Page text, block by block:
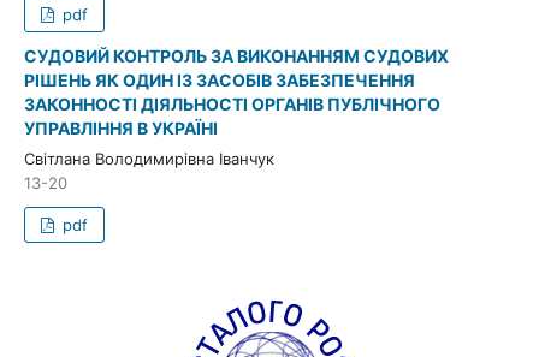
pdf
СУДОВИЙ КОНТРОЛЬ ЗА ВИКОНАННЯМ СУДОВИХ
РІШЕНЬ ЯК ОДИН ІЗ ЗАСОБІВ ЗАБЕЗПЕЧЕННЯ
ЗАКОННОСТІ ДІЯЛЬНОСТІ ОРГАНІВ ПУБЛІЧНОГО
УПРАВЛІННЯ В УКРАЇНІ
Світлана Володимирівна Іванчук
13-20
pdf